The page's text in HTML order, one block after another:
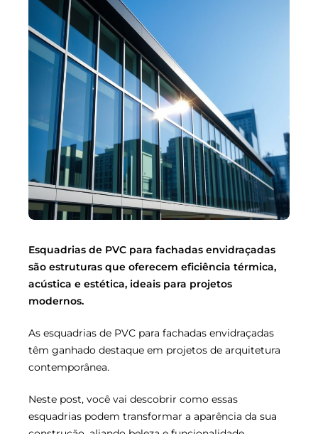
Esquadrias de PVC para fachadas envidraçadas
são estruturas que oferecem eficiência térmica,
acústica e estética, ideais para projetos
modernos.
As esquadrias de PVC para fachadas envidraçadas
têm ganhado destaque em projetos de arquitetura
contemporânea.
Neste post, você vai descobrir como essas
esquadrias podem transformar a aparência da sua